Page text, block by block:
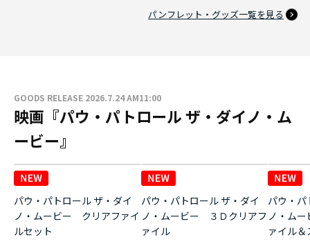
パンフレット・グッズ一覧を見る
GOODS RELEASE 2026.7.24 AM11:00
映画『パウ・パトロール ザ・ダイノ・ム
ービー』
パウ・パトロール ザ・ダイ
ノ・ムービー クリアファイ
ルセット
パウ・パトロール ザ・ダイ
ノ・ムービー ３Ｄクリアフ
ァイル
パウ・パ
ノ・ム
ァイル